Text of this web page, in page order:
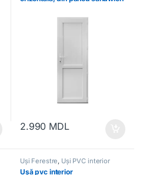
2.990 MDL
Uși Ferestre, Uși PVC interior
Ușă pvc interior